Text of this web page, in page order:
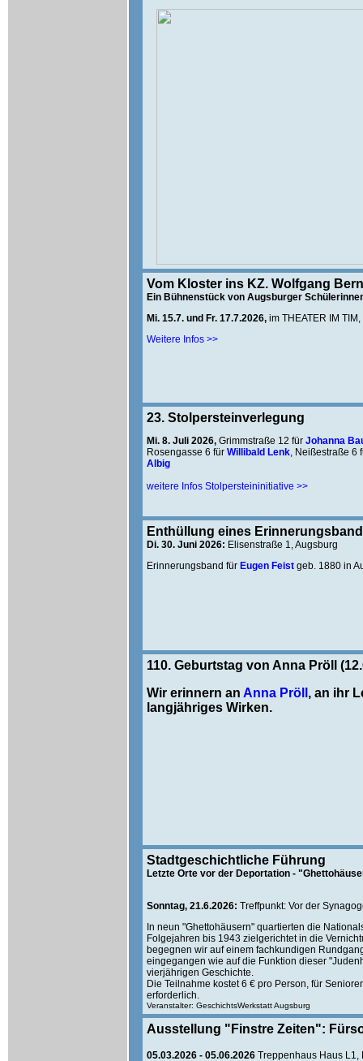
Vom Kloster ins KZ. Wolfgang
Ein Bühnenstück von Augsburger
Mi. 15.7. und Fr. 17.7.2026, im THEATER IM
Weitere Infos >>
23. Stolpersteinverlegung
Mi. 8. Juli 2026, Grimmstraße 12 für Johanna
Rosengasse 6 für Willibald Lenk, Neißestraße 6
Albig
weitere Infos Stolpersteininitiative >>
Enthüllung eines
Di. 30. Juni 2026: Elisenstraße 1, Augsburg
Erinnerungsband für Eugen Feist geb. 1880 in
110. Geburtstag von Anna Pröll
Wir erinnern an Anna Pröll , an ihr
langjähriges Wirken.
Stadtgeschichtliche Führung
Letzte Orte vor der Deportation -
Sonntag, 21.6.2026: Treffpunkt: Vor der
In neun "Ghettohäusern" quartierten die
Folgejahren bis 1943 zielgerichtet in die
begegnen wir auf einem fachkundigen
eingegangen wie auf die Funktion dieser
vierjährigen Geschichte.
Die Teilnahme kostet 6 € pro Person, für
erforderlich.
Veranstalter: GeschichtsWerkstatt Augsburg
Ausstellung "Finstre Zeiten":
05.03.2026 - 05.06.2026 Treppenhaus Haus L1,